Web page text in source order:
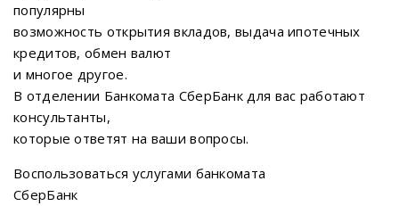
популярны
возможность открытия вкладов, выдача ипотечных
кредитов, обмен валют
и многое другое.
В отделении Банкомата СберБанк для вас работают
консультанты,
которые ответят на ваши вопросы.
Воспользоваться услугами банкомата
СберБанк